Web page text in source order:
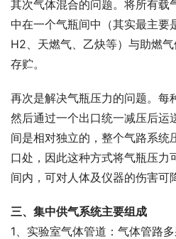
其次气体混合的问题。将所有载
中在一个气瓶间中（其实最主要
H2、天燃气、乙炔等）与助燃
存贮。
再次是解决气瓶压力的问题。每
然后通过一个出口统一减压后运
间是相对独立的，整个气路系统
口处，因此这种方式将气瓶压力
间内，可对人体及仪器的伤害可
三、集中供气系统主要组成
1、实验室气体管道：气体管路